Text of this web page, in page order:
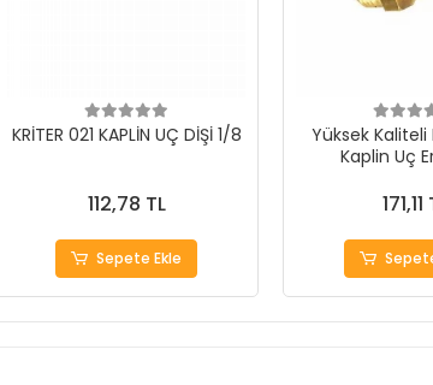
KRİTER 021 KAPLİN UÇ DİŞİ 1/8
112,78 TL
Sepete Ekle
Yüksek Kaliteli
Kaplin Uç
171,11